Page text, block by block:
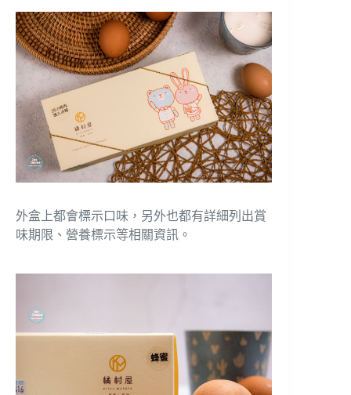
外盒上都會標示口味，另外也都有詳細列出賞
味期限、營養標示等相關資訊。